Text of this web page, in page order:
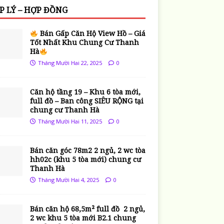
LÝ – HỢP ĐỒNG
Bán Gấp Căn Hộ View Hồ – Giá
Tốt Nhất Khu Chung Cư Thanh
Hà
Tháng Mười Hai 22, 2025 0
Căn hộ tầng 19 – Khu 6 tòa mới,
full đồ – Ban công SIÊU RỘNG tại
chung cư Thanh Hà
Tháng Mười Hai 11, 2025 0
Bán căn góc 78m2 2 ngủ, 2 wc tòa
hh02c (khu 5 tòa mới) chung cư
Thanh Hà
Tháng Mười Hai 4, 2025 0
Bán căn hộ 68,5m² full đồ 2 ngủ,
2 wc khu 5 tòa mới B2.1 chung